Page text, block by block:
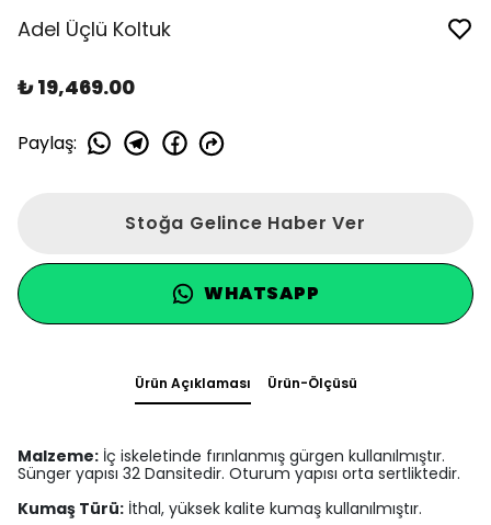
Adel Üçlü Koltuk
₺ 19,469.00
Paylaş:
Stoğa Gelince Haber Ver
WHATSAPP
Ürün Açıklaması Ürün-Ölçüsü
Malzeme: İç iskeletinde fırınlanmış gürgen kullanılmıştır.
Sünger yapısı 32 Dansitedir. Oturum yapısı orta sertliktedir.
Kumaş Türü: İthal, yüksek kalite kumaş kullanılmıştır.